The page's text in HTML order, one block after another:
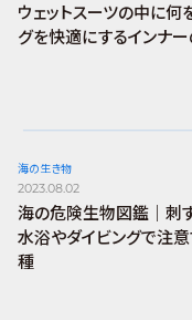
ウェットスーツの中に何
グを快適にするインナ
海の生き物
2023.08.02
海の危険生物図鑑｜刺す
水浴やダイビングで注
種